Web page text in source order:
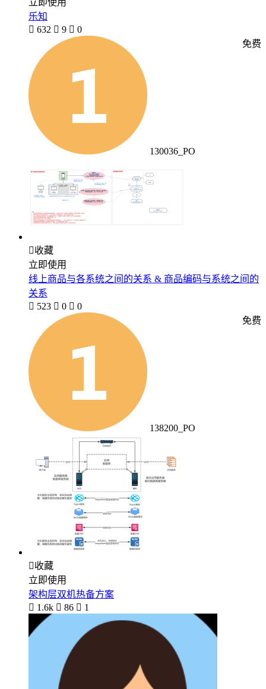
立即使用
乐知
 632  9  0
130036_PO
免费
收藏
立即使用
线上商品与各系统之间的关系 & 商品编码与系统之间的
关系
 523  0  0
138200_PO
免费
收藏
立即使用
架构层双机热备方案
 1.6k  86  1